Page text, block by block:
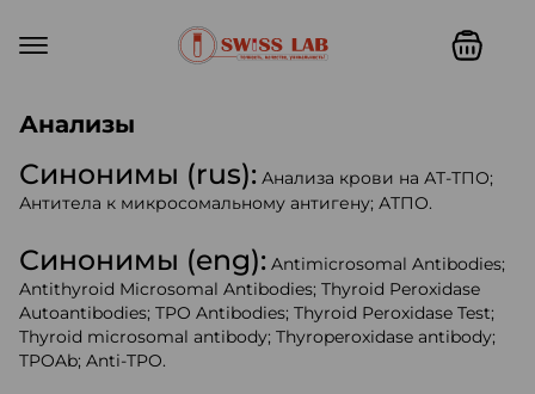
Анализы
Синонимы (rus): Анализа крови на АТ-ТПО;
Антитела к микросомальному антигену; АТПО.
Синонимы (eng): Antimicrosomal Antibodies;
Antithyroid Microsomal Antibodies; Thyroid Peroxidase
Autoantibodies; TPO Antibodies; Thyroid Peroxidase Test;
Thyroid microsomal antibody; Thyroperoxidase antibody;
TPOAb; Anti-TPO.